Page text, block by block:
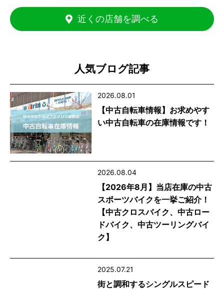
近くの店舗を調べる
人気ブログ記事
2026.08.01
【中古自転車情報】お求めやす
い中古自転車の在庫情報です！
2026.08.04
【2026年8月】当店在庫の中古
スポーツバイクを一挙ご紹介！
【中古クロスバイク、中古ロー
ドバイク、中古ツーリングバイ
ク】
2025.07.21
街と調和するシングルスピード